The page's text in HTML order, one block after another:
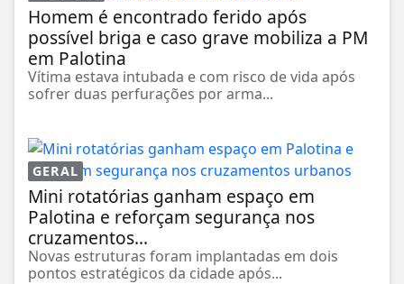
Homem é encontrado ferido após
possível briga e caso grave mobiliza a PM
em Palotina
Vítima estava intubada e com risco de vida após
sofrer duas perfurações por arma...
GERAL
Mini rotatórias ganham espaço em
Palotina e reforçam segurança nos
cruzamentos...
Novas estruturas foram implantadas em dois
pontos estratégicos da cidade após...